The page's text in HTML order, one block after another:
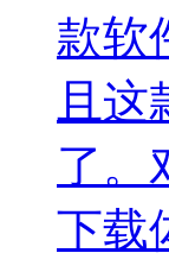
款软
且
了。
下载